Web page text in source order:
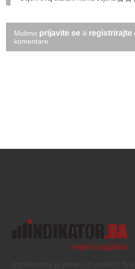
Molimo prijavite se ili registrirajte
komentare.